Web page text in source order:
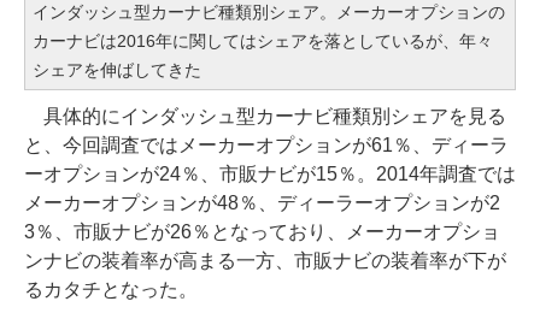
インダッシュ型カーナビ種類別シェア。メーカーオプションの
カーナビは2016年に関してはシェアを落としているが、年々
シェアを伸ばしてきた
具体的にインダッシュ型カーナビ種類別シェアを見る
と、今回調査ではメーカーオプションが61％、ディーラ
ーオプションが24％、市販ナビが15％。2014年調査では
メーカーオプションが48％、ディーラーオプションが2
3％、市販ナビが26％となっており、メーカーオプショ
ンナビの装着率が高まる一方、市販ナビの装着率が下が
るカタチとなった。